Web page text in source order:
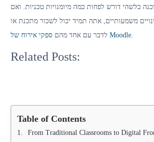
כלשהי דורש לפחות כמה מיומנויות טכניות. ואם
משמעותיים, אתה תמיד יכול לשכור מתכנת או
לדבר עם אחד מהם ספקי אירוח של Moodle
Related Posts:
Understanding
LMS
Guide
Discovering
Table of Contents
From Traditional Classrooms to Digital Frontiers: